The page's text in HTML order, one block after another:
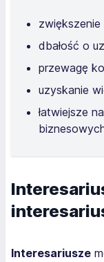
zwiększenie
dbałość o
przewagę
uzyskanie
łatwiejsze
Interesariusze